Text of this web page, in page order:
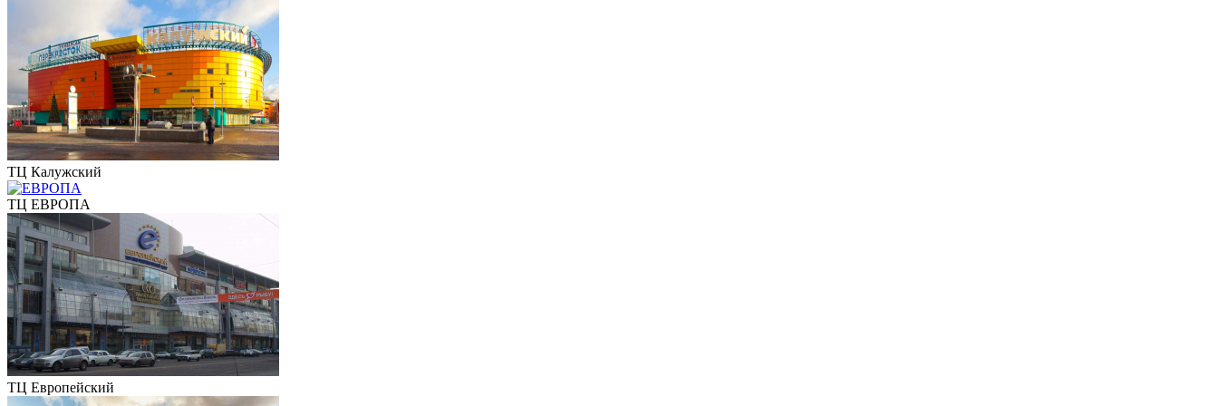
ТЦ Калужский
ТЦ ЕВРОПА
ТЦ Европейский